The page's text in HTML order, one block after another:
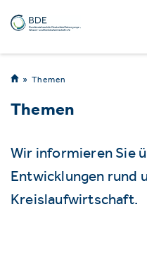
Themen
Themen
Wir informieren Sie
Entwicklungen rund
Kreislaufwirtschaft.